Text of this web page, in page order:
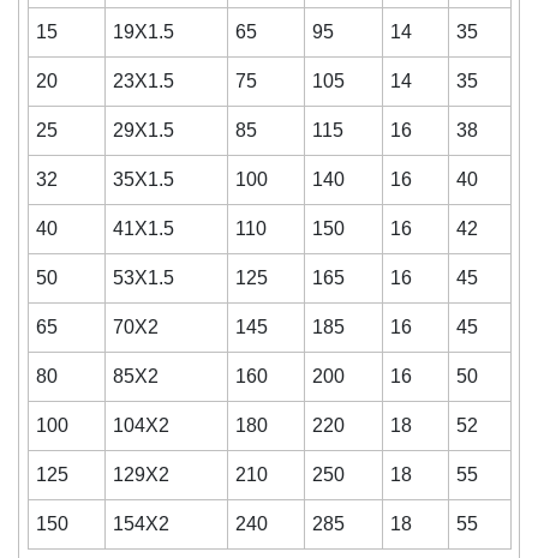
15 19X1.5 65 95 14 35
20 23X1.5 75 105 14 35
25 29X1.5 85 115 16 38
32 35X1.5 100 140 16 40
40 41X1.5 110 150 16 42
50 53X1.5 125 165 16 45
65 70X2 145 185 16 45
80 85X2 160 200 16 50
100 104X2 180 220 18 52
125 129X2 210 250 18 55
150 154X2 240 285 18 55